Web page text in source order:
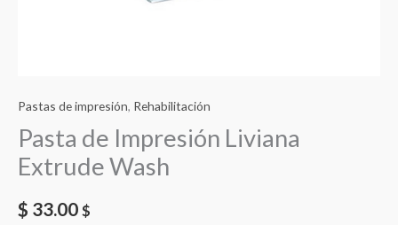
Pastas de impresión, Rehabilitación
Pasta de Impresión Liviana
Extrude Wash
$ 33.00 $